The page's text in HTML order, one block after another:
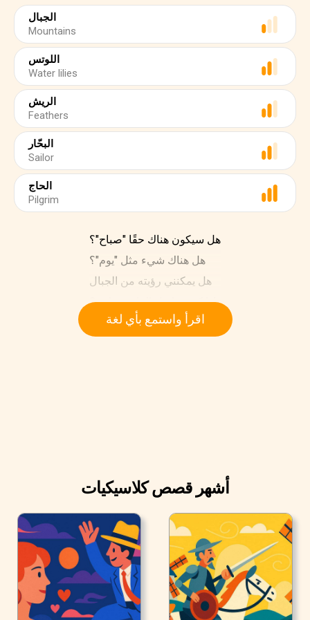
الجبال
Mountains
اللوتس
Water lilies
الريش
Feathers
البحّار
Sailor
الحاج
Pilgrim
هل سيكون هناك حقًا "صباح"؟
هل هناك شيء مثل "يوم"؟
هل يمكنني رؤيته من الجبال
إذا كنت طويل القامة مثلهم؟
اقرأ واستمع بأي لغة
أشهر قصص كلاسيكيات